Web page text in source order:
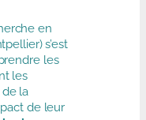
en
s’est
les
les
la
de leur